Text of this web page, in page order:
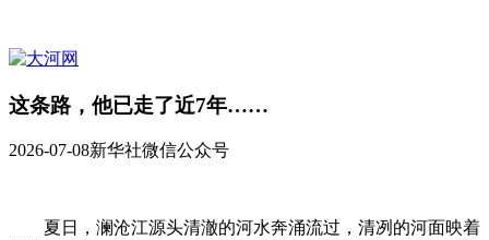
这条路，他已走了近7年……
2026-07-08新华社微信公众号
夏日，澜沧江源头清澈的河水奔涌流过，清冽的河面映着